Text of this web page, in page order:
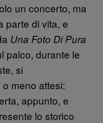
un concerto, ma
parte di vita, e
Una Foto Di Pura
palco, durante le
si
meno attesi:
appunto, e
lo storico